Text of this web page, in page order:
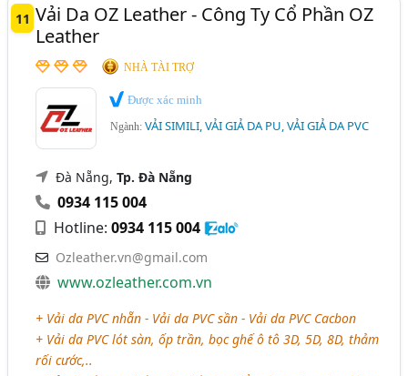
11 Vải Da OZ Leather - Công Ty Cổ Phần OZ
Leather
NHÀ TÀI TRỢ
Được xác minh
Ngành:VẢI SIMILI, VẢI GIẢ DA PU, VẢI GIẢ DA PVC
Đà Nẵng,Tp. Đà Nẵng
0934 115 004
Hotline:0934 115 004
Ozleather.vn@gmail.com
www.ozleather.com.vn
+ Vải da PVC nhẵn - Vải da PVC sần - Vải da PVC Cacbon
+ Vải da PVC lót sàn, ốp trần, bọc ghế ô tô 3D, 5D, 8D, thảm
rối cước,..